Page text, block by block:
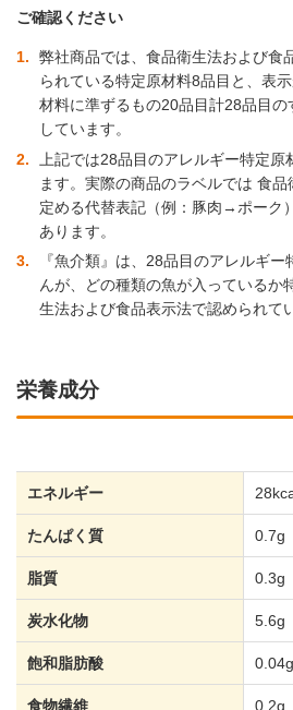
ご確認ください
1
弊社商品では、食品衛生法および食
られている特定原材料8品目と、表
材料に準ずるもの20品目計28品目の
しています。
2
上記では28品目のアレルギー特定
ます。実際の商品のラベルでは 食
定める代替表記（例：豚肉→ポーク
あります。
3
『魚介類』は、28品目のアレルギ
んが、どの種類の魚が入っているか
生法および食品表示法で認められて
栄養成分
エネルギー
たんぱく質 0.7g
脂質 0.3g
炭水化物 5.6g
飽和脂肪酸 0.04g
食物繊維 0.2g